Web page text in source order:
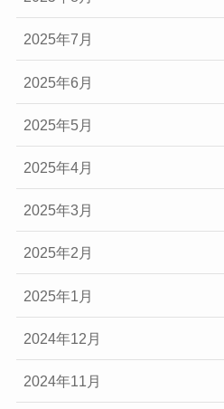
2025年7月
2025年6月
2025年5月
2025年4月
2025年3月
2025年2月
2025年1月
2024年12月
2024年11月